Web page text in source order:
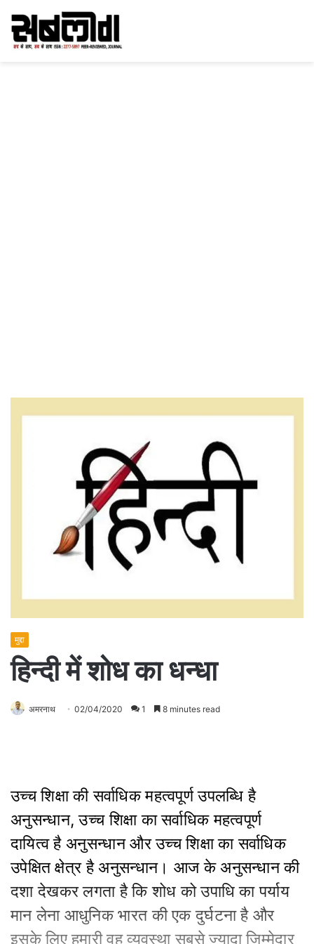
मुद्दा
हिन्दी में शोध का धन्धा
अमरनाथ 02/04/2020 1 8 minutes read
उच्च शिक्षा की सर्वाधिक महत्वपूर्ण उपलब्धि है
अनुसन्धान, उच्च शिक्षा का सर्वाधिक महत्वपूर्ण
दायित्व है अनुसन्धान और उच्च शिक्षा का सर्वाधिक
उपेक्षित क्षेत्र है अनुसन्धान। आज के अनुसन्धान की
दशा देखकर लगता है कि शोध को उपाधि का पर्याय
मान लेना आधुनिक भारत की एक दुर्घटना है और
इसके लिए हमारी वह व्यवस्था सबसे ज्यादा जिम्मेदार